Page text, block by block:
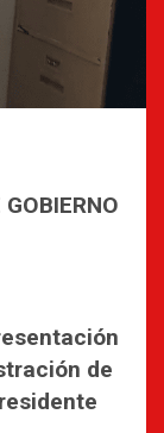
de